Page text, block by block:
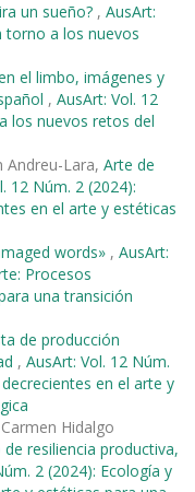
un sueño? , AusArt:
torno a los nuevos
el limbo, imágenes y
, AusArt: Vol. 12
los nuevos retos del
Andreu-Lara, Arte de
12 Núm. 2 (2024):
en el arte y estéticas
words» , AusArt:
Procesos
una transición
de producción
, AusArt: Vol. 12 Núm.
en el arte y
Hidalgo
resiliencia productiva,
2 (2024): Ecología y